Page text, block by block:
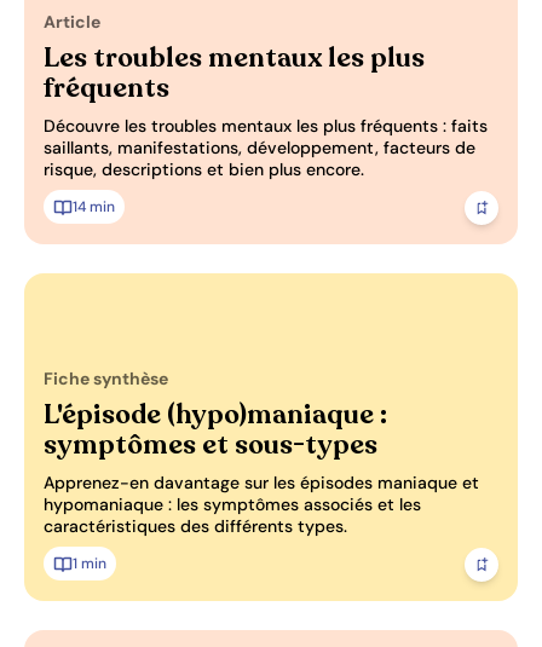
Pertinence: 0/3
Article
Les troubles mentaux les plus
fréquents
Découvre les troubles mentaux les plus fréquents : faits
saillants, manifestations, développement, facteurs de
risque, descriptions et bien plus encore.
14 min
Pertinence: 0/3
Fiche synthèse
L'épisode (hypo)maniaque :
symptômes et sous-types
Apprenez-en davantage sur les épisodes maniaque et
hypomaniaque : les symptômes associés et les
caractéristiques des différents types.
1 min